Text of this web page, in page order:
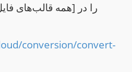
conversion/convert-